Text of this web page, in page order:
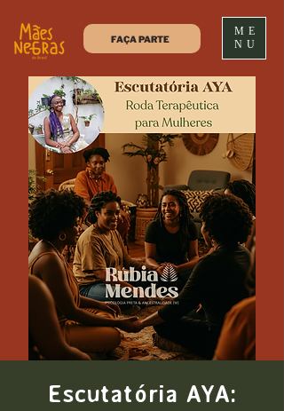
FAÇA PARTE
ME
NU
Escutatória AYA: